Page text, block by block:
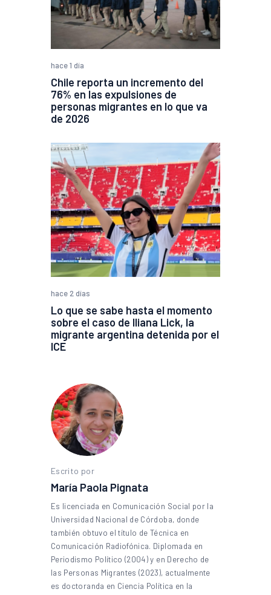
hace 1 día
Chile reporta un incremento del
76% en las expulsiones de
personas migrantes en lo que va
de 2026
hace 2 días
Lo que se sabe hasta el momento
sobre el caso de Iliana Lick, la
migrante argentina detenida por el
ICE
Escrito por
María Paola Pignata
Es licenciada en Comunicación Social por la
Universidad Nacional de Córdoba, donde
también obtuvo el título de Técnica en
Comunicación Radiofónica. Diplomada en
Periodismo Político (2004) y en Derecho de
las Personas Migrantes (2023), actualmente
es doctoranda en Ciencia Política en la